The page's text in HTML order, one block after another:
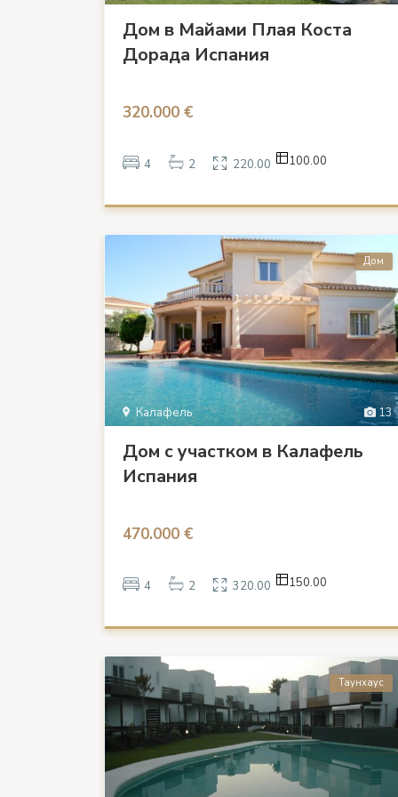
Дом в Майами Плая Коста
Дорада Испания
320.000 €
4 2 220.00 100.00
13
Калафель
Дом
Дом с участком в Калафель
Испания
470.000 €
4 2 320.00 150.00
Таунхаус